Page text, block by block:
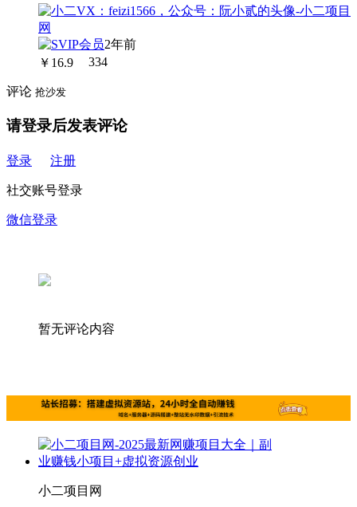
2年前
￥ 16.9 334
评论 抢沙发
请登录后发表评论
登录 注册
社交账号登录
微信登录
暂无评论内容
小二项目网